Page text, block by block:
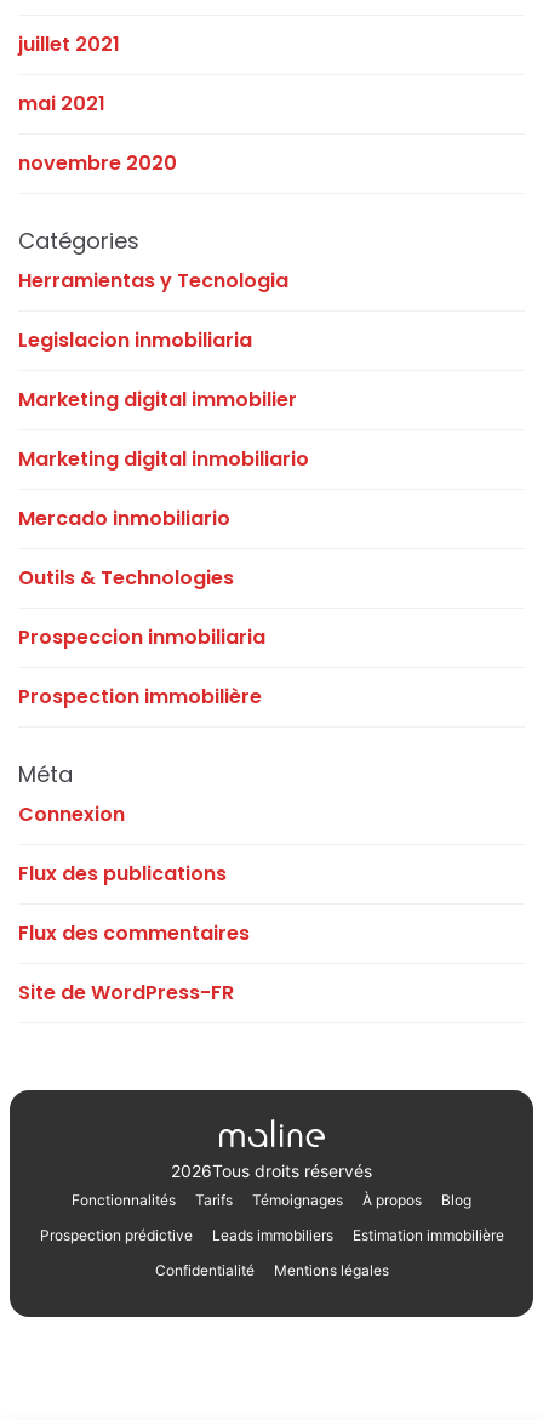
juillet 2021
mai 2021
novembre 2020
Catégories
Herramientas y Tecnologia
Legislacion inmobiliaria
Marketing digital immobilier
Marketing digital inmobiliario
Mercado inmobiliario
Outils & Technologies
Prospeccion inmobiliaria
Prospection immobilière
Méta
Connexion
Flux des publications
Flux des commentaires
Site de WordPress-FR
2026Tous droits réservés
Fonctionnalités Tarifs Témoignages À propos
Blog
Prospection prédictive
Leads immobiliers
Estimation immobilière
Confidentialité
Mentions légales